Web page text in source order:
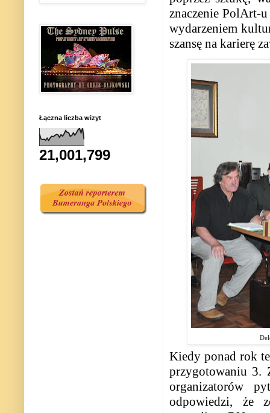
znaczenie PolArt-
wydarzeniem
szansę na karierę
Kiedy ponad rok
przygotowaniu 3.
organizatorów
odpowiedzi, że
Łączna liczba wizyt
21,001,799